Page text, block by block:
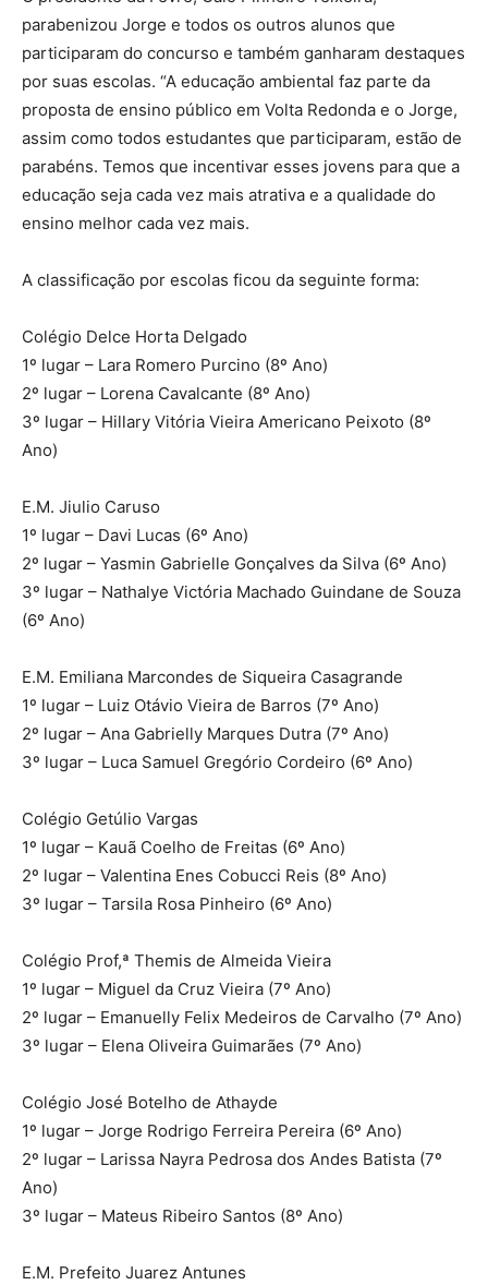
parabenizou Jorge e todos os outros alunos que
participaram do concurso e também ganharam destaques
por suas escolas. “A educação ambiental faz parte da
proposta de ensino público em Volta Redonda e o Jorge,
assim como todos estudantes que participaram, estão de
parabéns. Temos que incentivar esses jovens para que a
educação seja cada vez mais atrativa e a qualidade do
ensino melhor cada vez mais.
A classificação por escolas ficou da seguinte forma:
Colégio Delce Horta Delgado
1º lugar – Lara Romero Purcino (8º Ano)
2º lugar – Lorena Cavalcante (8º Ano)
3º lugar – Hillary Vitória Vieira Americano Peixoto (8º
Ano)
E.M. Jiulio Caruso
1º lugar – Davi Lucas (6º Ano)
2º lugar – Yasmin Gabrielle Gonçalves da Silva (6º Ano)
3º lugar – Nathalye Victória Machado Guindane de Souza
(6º Ano)
E.M. Emiliana Marcondes de Siqueira Casagrande
1º lugar – Luiz Otávio Vieira de Barros (7º Ano)
2º lugar – Ana Gabrielly Marques Dutra (7º Ano)
3º lugar – Luca Samuel Gregório Cordeiro (6º Ano)
Colégio Getúlio Vargas
1º lugar – Kauã Coelho de Freitas (6º Ano)
2º lugar – Valentina Enes Cobucci Reis (8º Ano)
3º lugar – Tarsila Rosa Pinheiro (6º Ano)
Colégio Prof,ª Themis de Almeida Vieira
1º lugar – Miguel da Cruz Vieira (7º Ano)
2º lugar – Emanuelly Felix Medeiros de Carvalho (7º Ano)
3º lugar – Elena Oliveira Guimarães (7º Ano)
Colégio José Botelho de Athayde
1º lugar – Jorge Rodrigo Ferreira Pereira (6º Ano)
2º lugar – Larissa Nayra Pedrosa dos Andes Batista (7º
Ano)
3º lugar – Mateus Ribeiro Santos (8º Ano)
E.M. Prefeito Juarez Antunes